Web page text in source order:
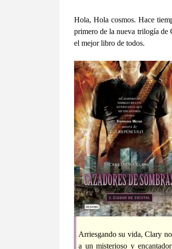
Hola, Hola cosmos. Hace
primero de la nueva trilogía de
el mejor libro de todos.
Arriesgando su vida, Clary
a un misterioso y